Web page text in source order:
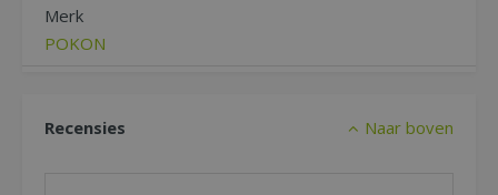
Merk
POKON
Recensies Naar boven